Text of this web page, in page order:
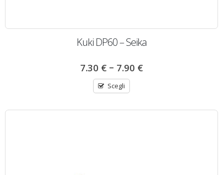
Kuki DP60 – Seika
7.30 € – 7.90 €
Scegli